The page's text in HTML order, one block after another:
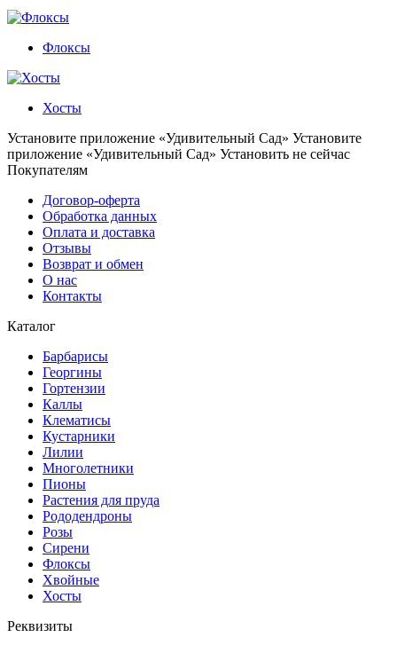
Флоксы
Хосты
Установите приложение «Удивительный Сад» Установите
приложение «Удивительный Сад» Установить не сейчас
Покупателям
Договор-оферта
Обработка данных
Оплата и доставка
Отзывы
Возврат и обмен
О нас
Контакты
Каталог
Барбарисы
Георгины
Гортензии
Каллы
Клематисы
Кустарники
Лилии
Многолетники
Пионы
Растения для пруда
Рододендроны
Розы
Сирени
Флоксы
Хвойные
Хосты
Реквизиты